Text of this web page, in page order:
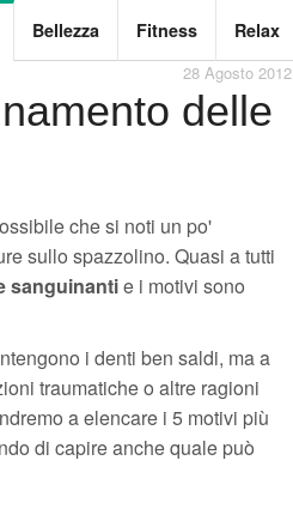
Bellezza Fitness Relax
28 Agosto 2012
delle
che si noti un po'
sullo spazzolino. Quasi a tutti
sanguinantie i motivi sono
i denti ben saldi, ma a
traumatiche o altre ragioni
a elencare i 5 motivi più
di capire anche quale può